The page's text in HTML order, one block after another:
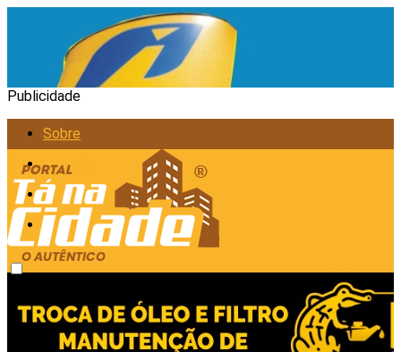
Publicidade
Sobre
Anunciar
Política de Privacidade
Contato
sexta-feira, agosto 7, 2026